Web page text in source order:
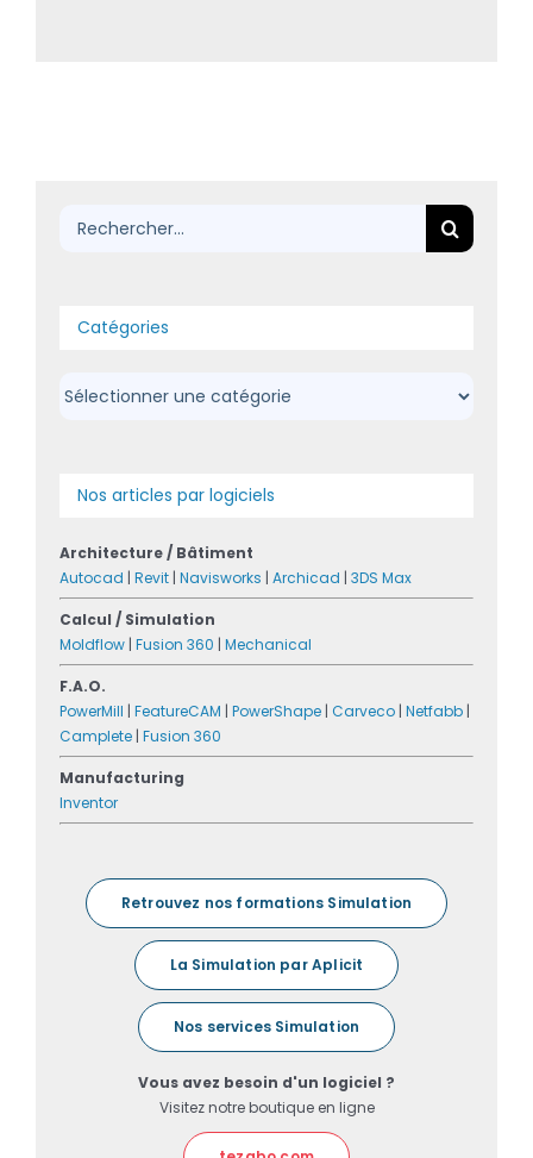
Rechercher:
Catégories
Catégories
Nos articles par logiciels
Architecture / Bâtiment
Autocad | Revit | Navisworks | Archicad | 3DS Max
Calcul / Simulation
Moldflow | Fusion 360 | Mechanical
F.A.O.
PowerMill | FeatureCAM | PowerShape | Carveco | Netfabb |
Camplete | Fusion 360
Manufacturing
Inventor
Retrouvez nos formations Simulation
La Simulation par Aplicit
Nos services Simulation
Vous avez besoin d'un logiciel ?
Visitez notre boutique en ligne